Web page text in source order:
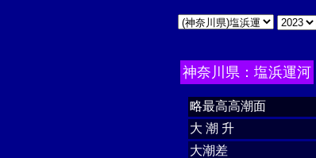
神奈川県：塩浜運河
略最高高潮面
大 潮 升
大潮差